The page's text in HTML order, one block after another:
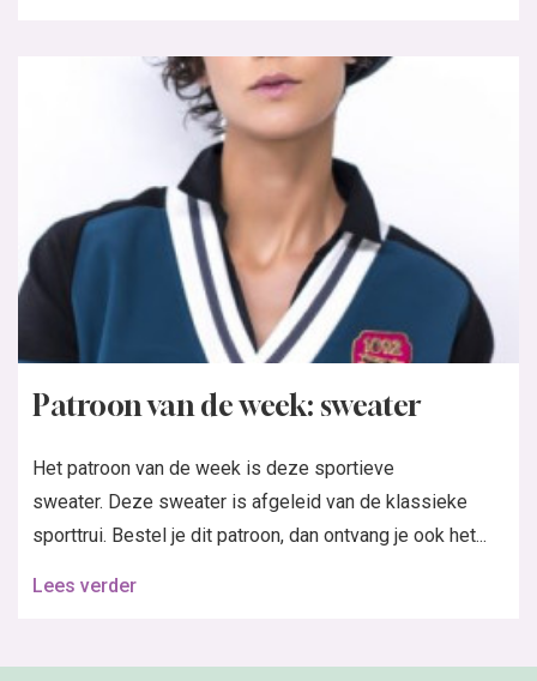
Patroon van de week: sweater
Het patroon van de week is deze sportieve
sweater. Deze sweater is afgeleid van de klassieke
sporttrui. Bestel je dit patroon, dan ontvang je ook het...
Lees verder